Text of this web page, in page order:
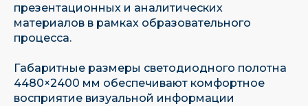
презентационных и аналитических
материалов в рамках образовательного
процесса.
Габаритные размеры светодиодного полотна
4480×2400 мм обеспечивают комфортное
восприятие визуальной информации